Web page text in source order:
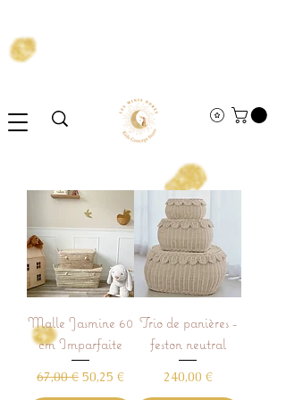
Malle Jasmine 60
cm Imparfaite
Prix original
67,00 € Prix promotionnel
50,25 €
Trio de panières -
feston neutral
Prix
240,00 €